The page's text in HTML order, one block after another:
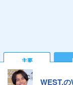
主要
WEST.の